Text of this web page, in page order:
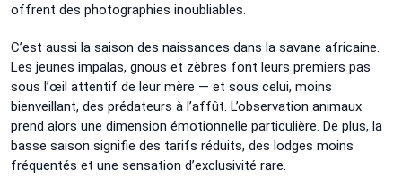
offrent des photographies inoubliables.
C’est aussi la saison des naissances dans la savane africaine.
Les jeunes impalas, gnous et zèbres font leurs premiers pas
sous l’œil attentif de leur mère — et sous celui, moins
bienveillant, des prédateurs à l’affût. L’observation animaux
prend alors une dimension émotionnelle particulière. De plus, la
basse saison signifie des tarifs réduits, des lodges moins
fréquentés et une sensation d’exclusivité rare.